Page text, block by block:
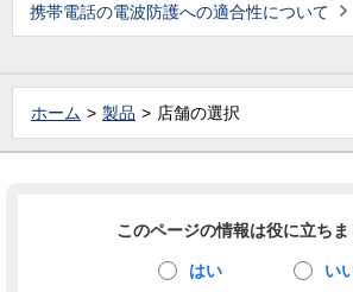
携帯電話の電波防護への適合性について
ホーム 製品 店舗の選択
このページの情報は役に立ちま
はい い